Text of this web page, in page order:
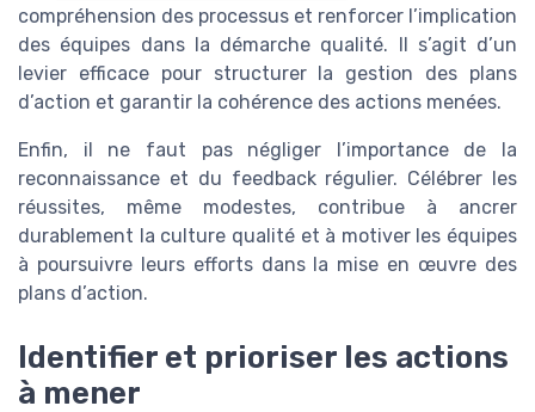
compréhension des processus et renforcer l’implication
des équipes dans la démarche qualité. Il s’agit d’un
levier efficace pour structurer la gestion des plans
d’action et garantir la cohérence des actions menées.
Enfin, il ne faut pas négliger l’importance de la
reconnaissance et du feedback régulier. Célébrer les
réussites, même modestes, contribue à ancrer
durablement la culture qualité et à motiver les équipes
à poursuivre leurs efforts dans la mise en œuvre des
plans d’action.
Identifier et prioriser les actions
à mener